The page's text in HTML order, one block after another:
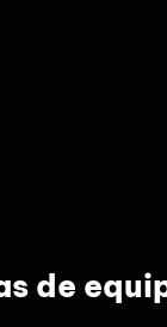
de